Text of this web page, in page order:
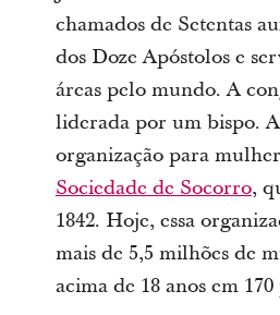
chamados de Setentas
dos Doze Apóstolos e
áreas pelo mundo. A
liderada por um bispo.
organização para
Sociedade de Socorro,
1842. Hoje, essa
mais de 5,5 milhões de
acima de 18 anos em 170